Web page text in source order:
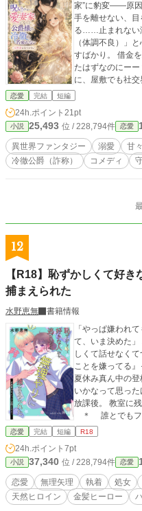
家”に豹変――原因
手を離せない、
る……止まれない
（体調不良）」
すばかり。 借金を理由に始まった契約結婚（恋愛なし）だっ
たはずなのにー
に、屋敷でも社
流れに。 甘々・溺愛・コメディ全振り！ “呪いのせい”から始
恋愛 完結 短編
24h.ポイント 21pt
小説 25,493 位 / 228,794件 恋愛
異世界ファンタジー 溺愛 甘々
冷徹公爵（詐称）
コメディ
12
【R18】恥ずかしくて好
捕まえられた
水野恵無
書籍情報
「やっぱ嫌われ
て、いま決めた」 私は岡本が好きだけど、好きすぎて恥ずか
しくて話せなく
ことを嫌ってる』
夏休み真ん中の
いかなって思っ
放課後。 教室に残ってた岡本に、何故か私は襲われた――。
＊ 誰とでもフレンドリーに話せるのに好きな人にだけ重
度の照れ屋な女子
される両片思いなお話です。 表紙は
o2021）に描い
様でも掲載してい
恋愛 完結 短編 R18
24h.ポイント 7pt
小説 37,340 位 / 228,794件 恋愛
恋愛 無理矢理 執着 処女
天然ヒロイン
金髪ヒーロー